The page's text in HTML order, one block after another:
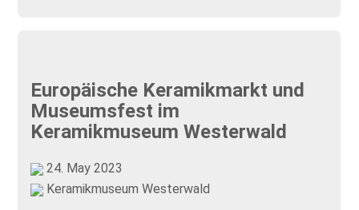
Europäische Keramikmarkt und
Museumsfest im
Keramikmuseum Westerwald
24. May 2023
Keramikmuseum Westerwald